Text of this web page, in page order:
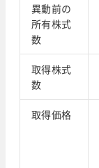
異動前の
所有株式
数
取得株式
数
取得価格